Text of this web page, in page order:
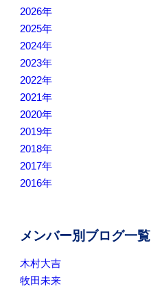
2026年
2025年
2024年
2023年
2022年
2021年
2020年
2019年
2018年
2017年
2016年
メンバー別ブログ一覧
木村大吉
牧田未来